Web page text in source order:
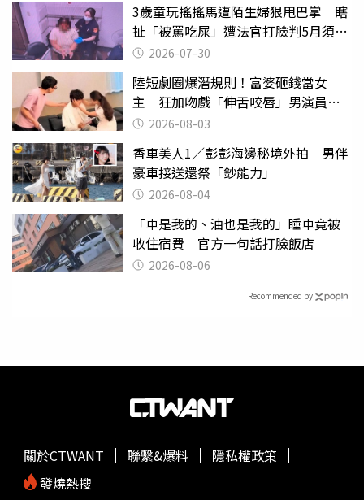
3歲童玩搖搖馬遭陌生婦狠甩巴掌 瞎
扯「被罵吃屎」遭法官打臉判5月須入
監 2026-07-30
陸短劇圈爆潛規則！富婆砸錢當女
主 狂加吻戲「伸舌咬唇」男演員崩
潰 2026-08-03
香車美人1／彭彭海邊秘境外拍 男伴
豪車接送還祭「鈔能力」
2026-08-04
「車是我的、油也是我的」睡車竟被
收住宿費 官方一句話打臉飯店
2026-08-06
Recommended by
關於CTWANT 聯繫&爆料
隱私權政策
發燒熱搜